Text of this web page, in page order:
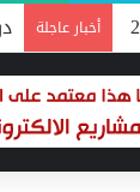
أخبار عاجلة